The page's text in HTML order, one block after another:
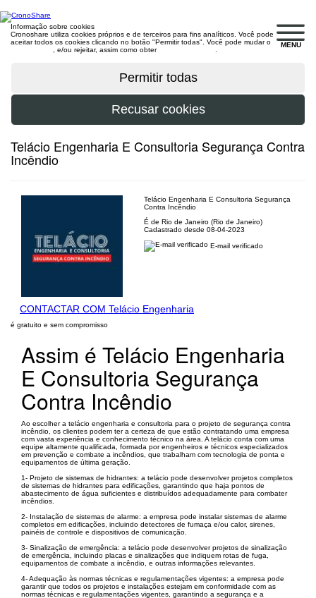
MENU
Informação sobre cookies
Cronoshare utiliza cookies próprios e de terceiros para fins analíticos. Você pode
aceitar todos os cookies clicando no botão "Permitir todas". Você pode mudar o
, e/ou rejeitar, assim como obter
Telácio Engenharia E Consultoria Segurança Contra
Incêndio
Telácio Engenharia E Consultoria Segurança
Contra Incêndio
É de Rio de Janeiro (Rio de Janeiro)
Cadastrado desde 08-04-2023
E-mail verificado
CONTACTAR COM Telácio Engenharia
é gratuito e sem compromisso
Assim é Telácio Engenharia
E Consultoria Segurança
Contra Incêndio
Ao escolher a telácio engenharia e consultoria para o projeto de segurança contra
incêndio, os clientes podem ter a certeza de que estão contratando uma empresa
com vasta experiência e conhecimento técnico na área. A telácio conta com uma
equipe altamente qualificada, formada por engenheiros e técnicos especializados
em prevenção e combate a incêndios, que trabalham com tecnologia de ponta e
equipamentos de última geração.
1- Projeto de sistemas de hidrantes: a telácio pode desenvolver projetos completos
de sistemas de hidrantes para edificações, garantindo que haja pontos de
abastecimento de água suficientes e distribuídos adequadamente para combater
incêndios.
2- Instalação de sistemas de alarme: a empresa pode instalar sistemas de alarme
completos em edificações, incluindo detectores de fumaça e/ou calor, sirenes,
painéis de controle e dispositivos de comunicação.
3- Sinalização de emergência: a telácio pode desenvolver projetos de sinalização
de emergência, incluindo placas e sinalizações que indiquem rotas de fuga,
equipamentos de combate a incêndio, e outras informações relevantes.
4- Adequação às normas técnicas e regulamentações vigentes: a empresa pode
garantir que todos os projetos e instalações estejam em conformidade com as
normas técnicas e regulamentações vigentes, garantindo a segurança e a